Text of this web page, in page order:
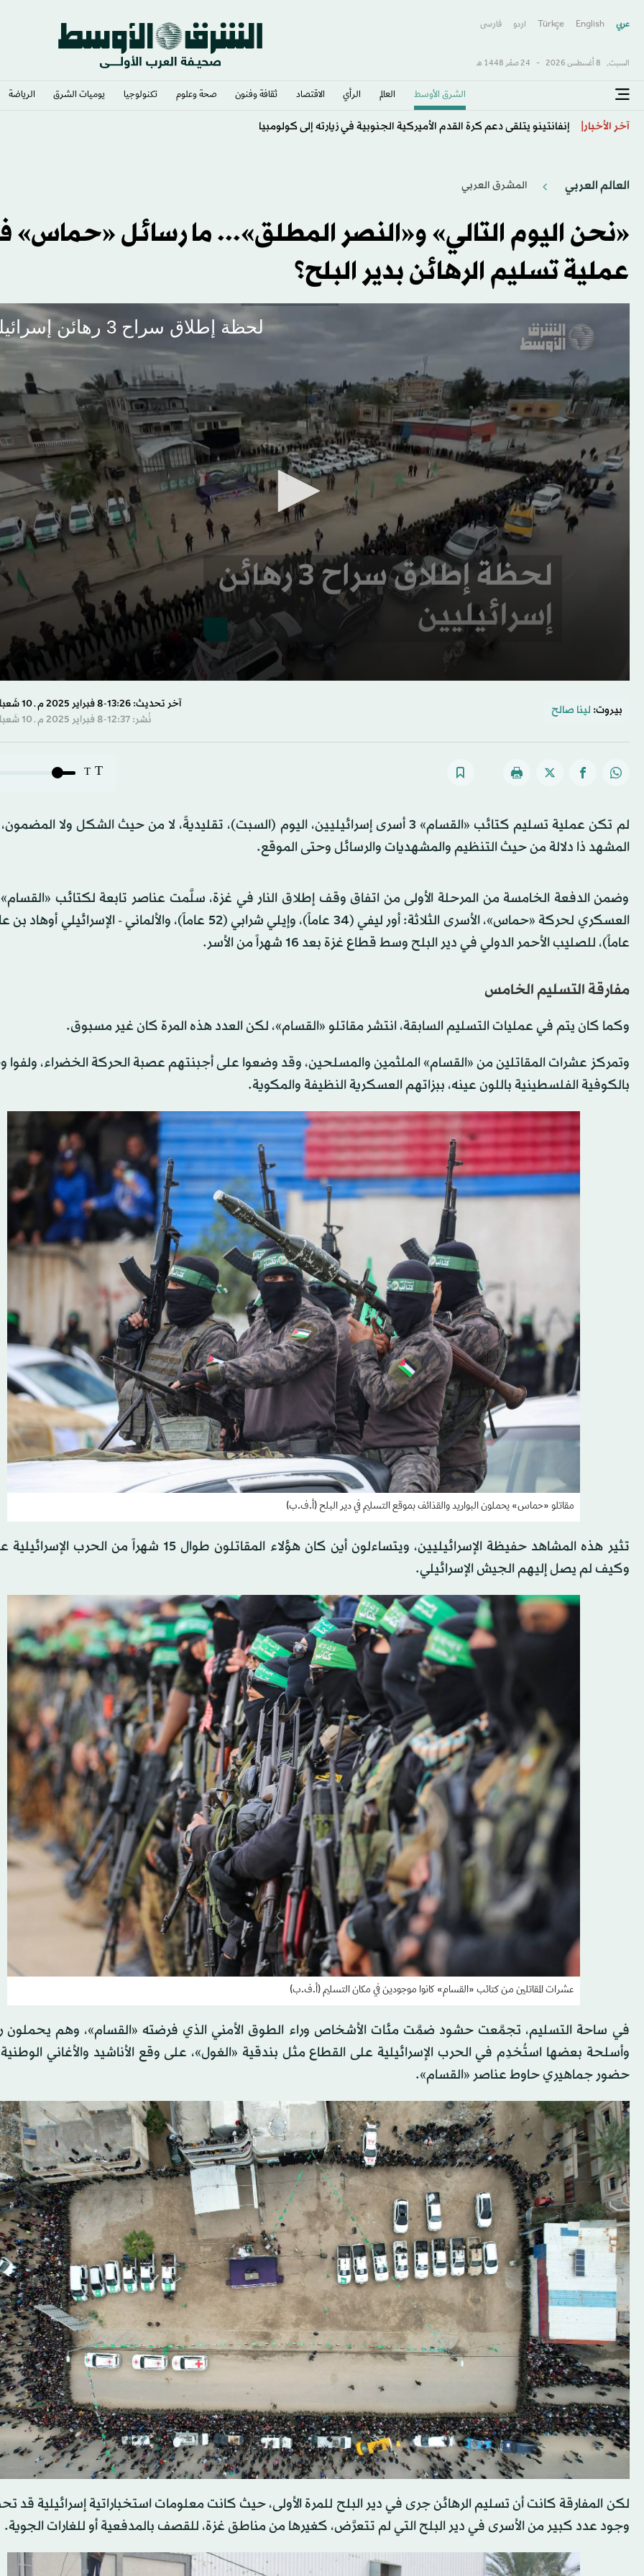
عربي English
Türkçe اردو فارسى
السبت, 8 أغسطس 2026 - 24 صفَر 1448 هـ
الشرق الأوسط​ العالم الرأي الاقتصاد ثقافة وفنون صحة وعلوم تكنولوجيا يوميات الشرق​ الرياضة
آخر الأخبار
اتحاد كوريا الجنوبية يعتذر عن مزاعم «تقديم خدمات جنسية»
العالم العربي المشرق العربي
«نحن اليوم التالي» و«النصر المطلق»... ما رسائل «حماس»
عملية تسليم الرهائن بدير البلح؟
لحظة إطلاق سراح 3 رهائن إسرائيليين
بيروت: لينا صالح
آخر تحديث: 13:26-8 فبراير 2025 م ـ 10 شَعبان 1446 هـ
نُشر: 12:37-8 فبراير 2025 م ـ 10 شَعبان 1446 هـ
T
T
لم تكن عملية تسليم كتائب «القسام» 3 أسرى إسرائيليين، اليوم (السبت)، تقليديةً، لا من حيث الشكل ولا
المشهد ذا دلالة من حيث التنظيم والمشهديات والرسائل وحتى الموقع.
وضمن الدفعة الخامسة من المرحلة الأولى من اتفاق وقف إطلاق النار في غزة، سلَّمت عناصر تابعة لكتائب
عاماً)، للصليب الأحمر الدولي في دير البلح وسط قطاع غزة بعد 16 شهراً من الأسر.
مفارقة التسليم الخامس
وكما كان يتم في عمليات التسليم السابقة، انتشر مقاتلو «القسام»، لكن العدد هذه المرة كان غير مسبوق.
وتمركز عشرات المقاتلين من «القسام» الملثمين والمسلحين، وقد وضعوا على أجبنتهم عصبة الحركة الخضراء،
بالكوفية الفلسطينية باللون عينه، ببزاتهم العسكرية النظيفة والمكوية.
مقاتلو «حماس» يحملون البواريد والقذائف بموقع التسليم في دير البلح (أ.ف.ب)
تثير هذه المشاهد حفيظة الإسرائيليين، ويتساءلون أين كان هؤلاء المقاتلون طوال 15 شهراً من
وكيف لم يصل إليهم الجيش الإسرائيلي.
عشرات المقاتلين من كتائب «القسام» كانوا موجودين في مكان التسليم (أ.ف.ب)
في ساحة التسليم، تجمَّعت حشود ضمَّت مئات الأشخاص وراء الطوق الأمني الذي فرضته «القسام»، وهم يحملون
وأسلحة بعضها استُخدِم في الحرب الإسرائيلية على القطاع مثل بندقية «الغول»، على وقع الأناشيد والأغاني
حضور جماهيري حاوط عناصر «القسام».
لكن المفارقة كانت أن تسليم الرهائن جرى في دير البلح للمرة الأولى، حيث كانت معلومات استخباراتية إسرائيلية قد
وجود عدد كبير من الأسرى في دير البلح التي لم تتعرَّض، كغيرها من مناطق غزة، للقصف بالمدفعية أو للغارات الجوية.